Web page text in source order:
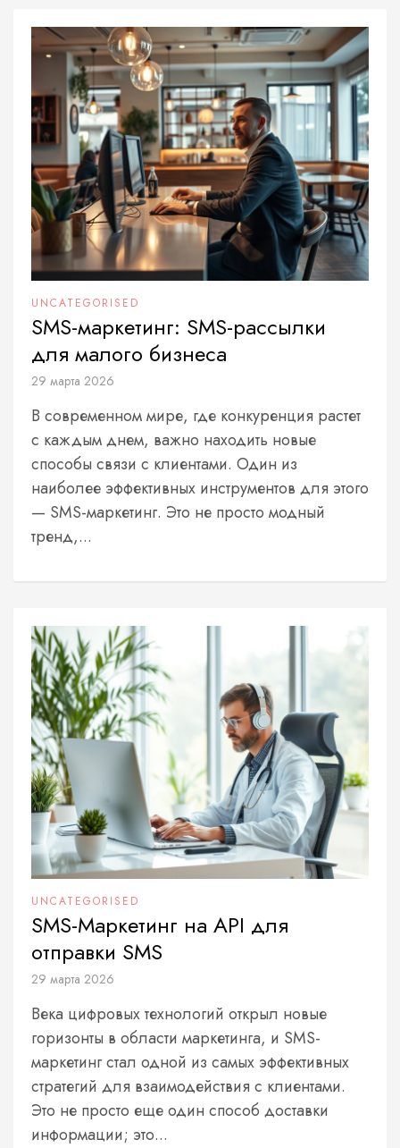
UNCATEGORISED
SMS-маркетинг: SMS-рассылки
для малого бизнеса
29 марта 2026
В современном мире, где конкуренция растет
с каждым днем, важно находить новые
способы связи с клиентами. Один из
наиболее эффективных инструментов для этого
— SMS-маркетинг. Это не просто модный
тренд,...
UNCATEGORISED
SMS-Маркетинг на API для
отправки SMS
29 марта 2026
Века цифровых технологий открыл новые
горизонты в области маркетинга, и SMS-
маркетинг стал одной из самых эффективных
стратегий для взаимодействия с клиентами.
Это не просто еще один способ доставки
информации; это...